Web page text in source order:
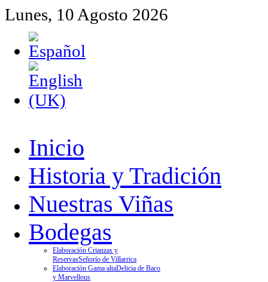
Lunes, 10 Agosto 2026
Inicio
Historia y Tradición
Nuestras Viñas
Bodegas
Elaboración Crianzas y
ReservasSeñorío de Villarrica
Elaboración Gama altaDelicia de Baco
y Marvellous